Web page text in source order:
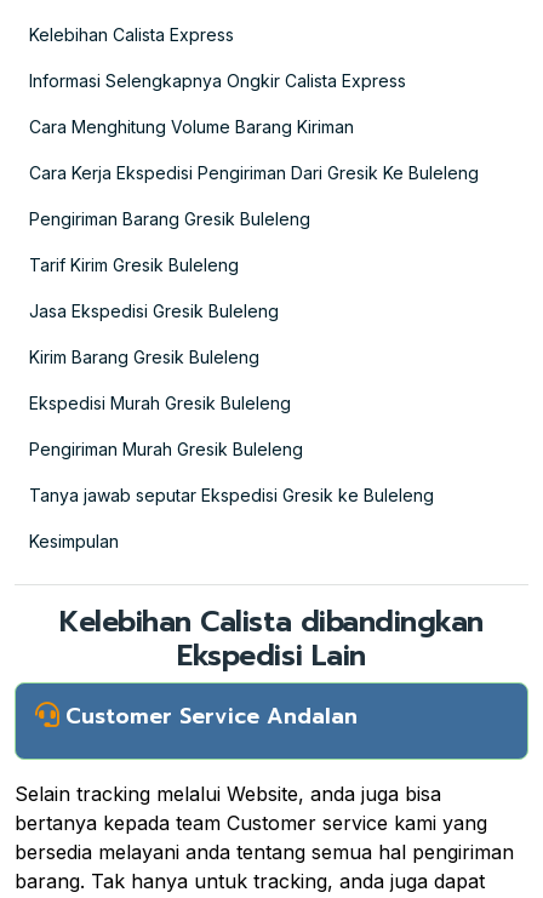
Kelebihan Calista Express
Informasi Selengkapnya Ongkir Calista Express
Cara Menghitung Volume Barang Kiriman
Cara Kerja Ekspedisi Pengiriman Dari Gresik Ke Buleleng
Pengiriman Barang Gresik Buleleng
Tarif Kirim Gresik Buleleng
Jasa Ekspedisi Gresik Buleleng
Kirim Barang Gresik Buleleng
Ekspedisi Murah Gresik Buleleng
Pengiriman Murah Gresik Buleleng
Tanya jawab seputar Ekspedisi Gresik ke Buleleng
Kesimpulan
Kelebihan Calista dibandingkan
Ekspedisi Lain
Customer Service Andalan
Selain tracking melalui Website, anda juga bisa
bertanya kepada team Customer service kami yang
bersedia melayani anda tentang semua hal pengiriman
barang. Tak hanya untuk tracking, anda juga dapat